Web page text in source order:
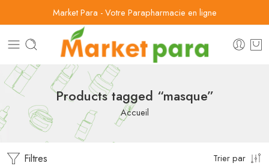
Market Para - Votre Parapharmacie en ligne
Products tagged “masque”
Accueil
Filtres Trier par